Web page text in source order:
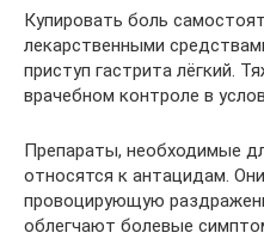
Купировать боль
лекарственными
приступ гастрита лёгкий.
врачебном контроле в
Препараты, необходимые
относятся к антацидам.
провоцирующую
облегчают болевые